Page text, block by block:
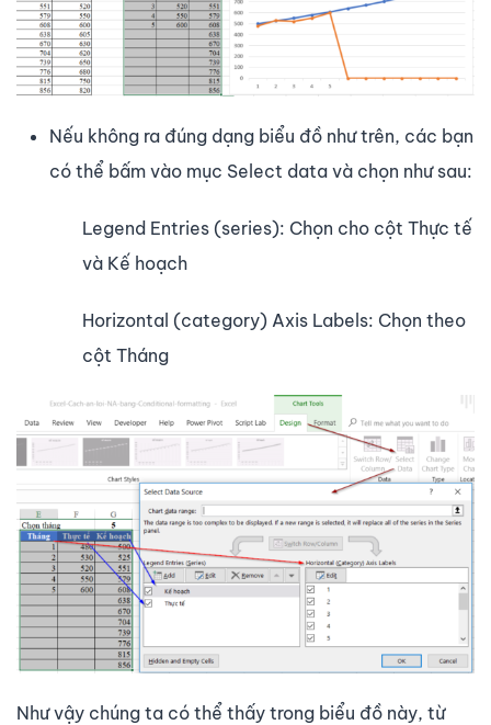
Nếu không ra đúng dạng biểu đồ như trên, các bạn
có thể bấm vào mục Select data và chọn như sau:
Legend Entries (series): Chọn cho cột Thực tế
và Kế hoạch
Horizontal (category) Axis Labels: Chọn theo
cột Tháng
Như vậy chúng ta có thể thấy trong biểu đồ này, từ